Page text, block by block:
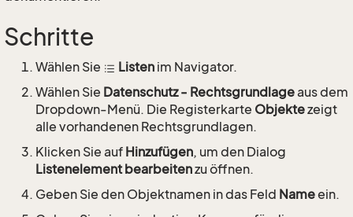
Schritte
Wählen Sie Listen im Navigator.
Wählen Sie Datenschutz - Rechtsgrundlageaus dem
Dropdown-Menü. Die Registerkarte Objektezeigt
alle vorhandenen Rechtsgrundlagen.
Klicken Sie auf Hinzufügen, um den Dialog
Listenelement bearbeitenzu öffnen.
Geben Sie den Objektnamen in das Feld Nameein.